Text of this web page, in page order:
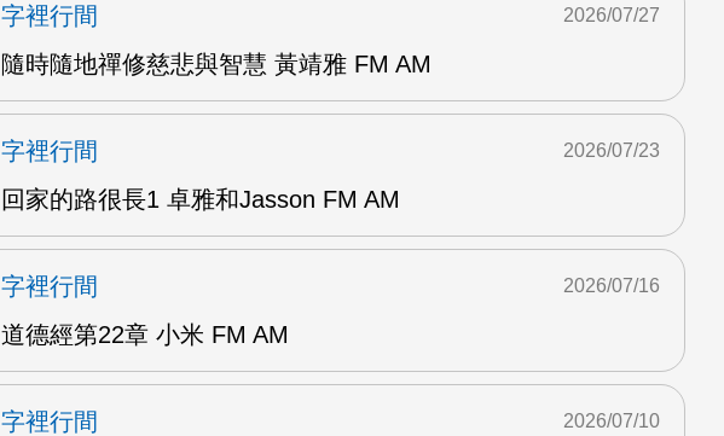
字裡行間
隨時隨地禪修慈悲與智慧 黃靖雅 FM AM
2026/07/27
字裡行間
回家的路很長1 卓雅和Jasson FM AM
2026/07/23
字裡行間
道德經第22章 小米 FM AM
2026/07/16
字裡行間
2026/07/10